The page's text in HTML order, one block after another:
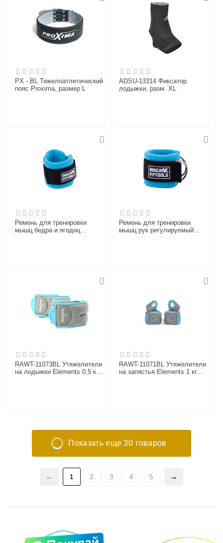
PX - BL Тяжелоатлетический
пояс Proximа, размер L
ADSU-13314 Фиксатор
лодыжки, разм. XL
Ремень для тренировки
мышц бедра и ягодиц
Ремень для тренировки
мышц рук регулируемый
RAWT-11073BL Утяжелители
на лодыжки Elements 0,5 кг
RAWT-11071BL Утяжелители
на запястья Elements 1 кг
Показать еще 30 товаров
1 2 3 4 5